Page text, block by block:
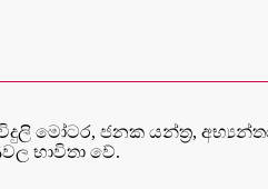
මෝටර, ජනක යන්ත්‍ර,
භාවිතා වේ.